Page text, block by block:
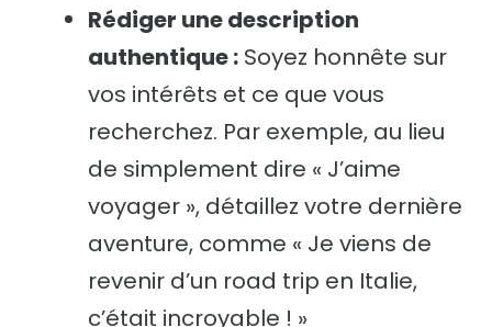
Rédiger une description
authentique : Soyez honnête sur
vos intérêts et ce que vous
recherchez. Par exemple, au lieu
de simplement dire « J’aime
voyager », détaillez votre dernière
aventure, comme « Je viens de
revenir d’un road trip en Italie,
c’était incroyable ! »